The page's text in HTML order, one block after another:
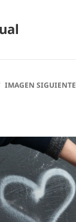
IMAGEN SIGUIENTE